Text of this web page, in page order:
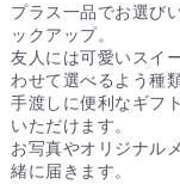
Q. 直送でギ
は入っていま
直送ギフトの場
ご安心ください。
プラス一品でお選び
ックアップ。
友人には可愛いスイ
わせて選べるよう種
手渡しに便利なギフ
いただけます。
お写真やオリジナル
緒に届きます。